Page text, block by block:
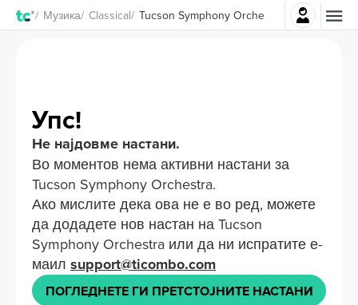
Музика Classical Tucson Symphony Orchestra Билети
Најави се
Упс!
Не најдовме настани.
Во моментов нема активни настани за
Tucson Symphony Orchestra.
Ако мислите дека ова не е во ред, можете
да додадете нов настан на Tucson
Symphony Orchestra или да ни испратите е-
маил support@ticombo.com
ПОГЛЕДНЕТЕ ГИ ПРЕТСТОЈНИТЕ НАСТАНИ